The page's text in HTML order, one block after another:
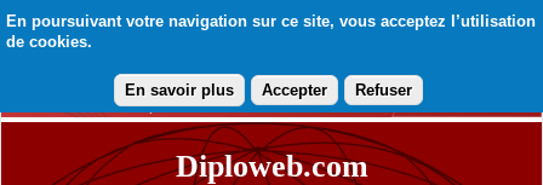
En poursuivant votre navigation sur ce site, vous acceptez l’utilisation
de cookies.
En savoir plus Accepter Refuser
Diploweb.com